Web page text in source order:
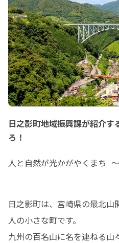
日之影町地域振興課が紹介す
ろ！
人と自然が光かがやくまち
日之影町は、宮崎県の最北
人の小さな町です。
九州の百名山に名を連ねる山